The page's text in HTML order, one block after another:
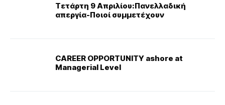
Τετάρτη 9 Απριλίου:Πανελλαδική
απεργία-Ποιοί συμμετέχουν
CAREER OPPORTUNITY ashore at
Managerial Level